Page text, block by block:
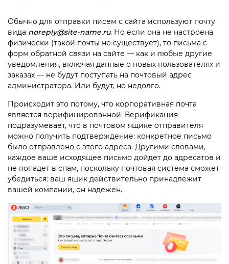
Обычно для отправки писем с сайта используют почту
вида noreply@site-name.ru. Но если она не настроена
физически (такой почты не существует), то письма с
форм обратной связи на сайте — как и любые другие
уведомления, включая данные о новых пользователях и
заказах — не будут поступать на почтовый адрес
администратора. Или будут, но недолго.
Происходит это потому, что корпоративная почта
является верифицированной. Верификация
подразумевает, что в почтовом ящике отправителя
можно получить подтверждение: конкретное письмо
было отправлено с этого адреса. Другими словами,
каждое ваше исходящее письмо дойдет до адресатов и
не попадет в спам, поскольку почтовая система сможет
убедиться: ваш ящик действительно принадлежит
вашей компании, он надежен.